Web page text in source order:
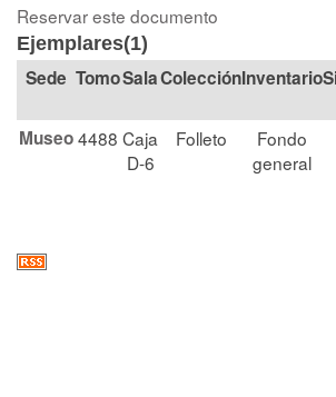
Reservar este documento
Ejemplares(1)
TomoSalaColección
Museo4488 Caja
D-6
Folleto
Fondo
general